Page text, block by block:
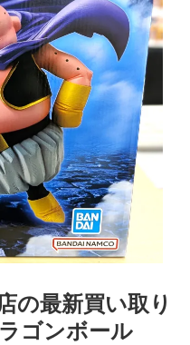
の最新買い取り
ゴンボール